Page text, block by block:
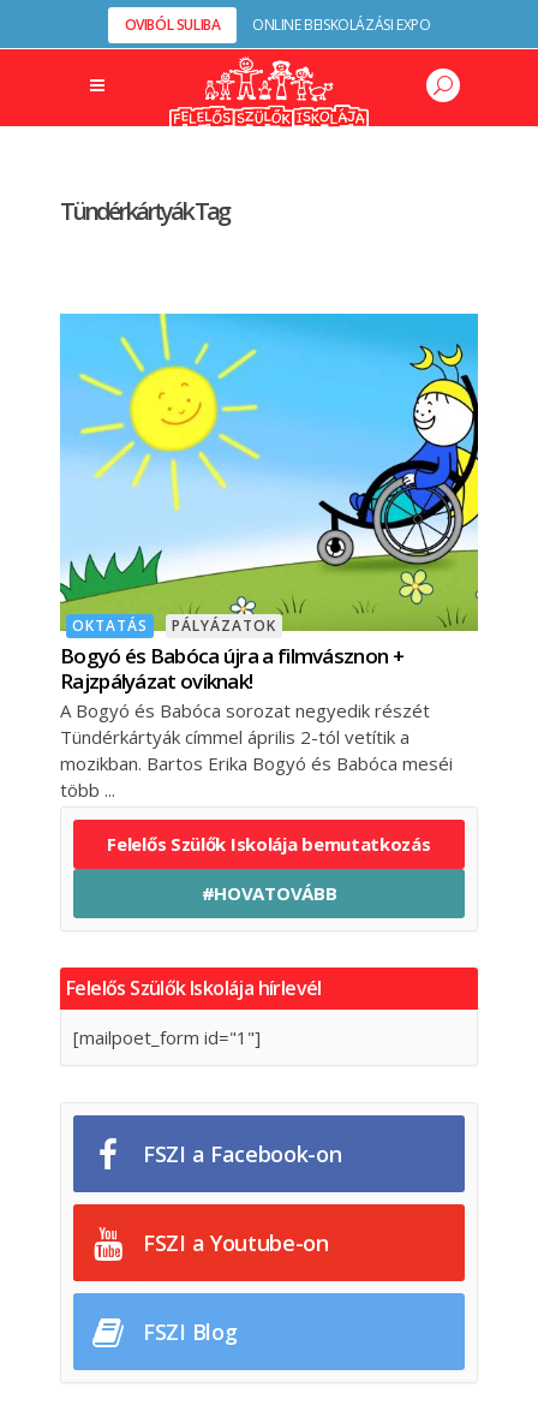
OVIBÓL SULIBA ONLINE BEISKOLÁZÁSI EXPO
Tündérkártyák Tag
OKTATÁS PÁLYÁZATOK
Bogyó és Babóca újra a filmvásznon +
Rajzpályázat oviknak!
A Bogyó és Babóca sorozat negyedik részét
Tündérkártyák címmel április 2-tól vetítik a
mozikban. Bartos Erika Bogyó és Babóca meséi
több
Felelős Szülők Iskolája bemutatkozás
#HOVATOVÁBB
Felelős Szülők Iskolája hírlevél
[mailpoet_form id="1"]
FSZI a Facebook-on
FSZI a Youtube-on
FSZI Blog